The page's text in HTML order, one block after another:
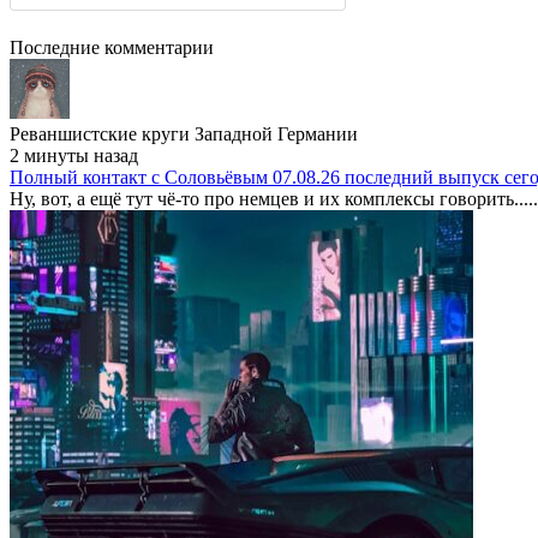
Последние комментарии
Реваншистские круги Западной Германии
2 минуты назад
Полный контакт с Соловьёвым 07.08.26 последний выпуск
Ну, вот, а ещё тут чё-то про немцев и их комплексы